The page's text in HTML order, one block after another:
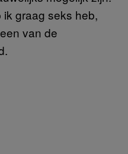
ik graag seks heb,
van de